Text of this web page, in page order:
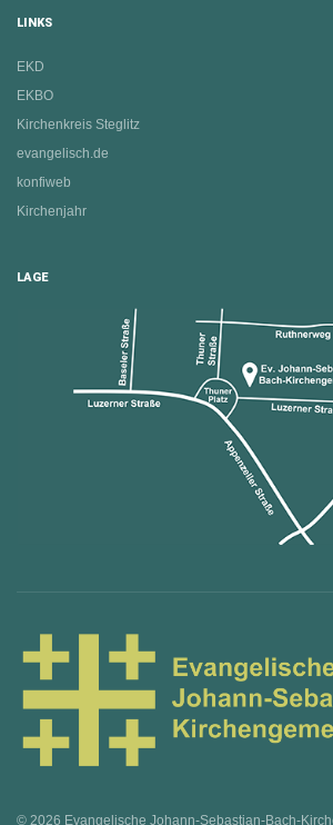
LINKS
EKD
EKBO
Kirchenkreis Steglitz
evangelisch.de
konfiweb
Kirchenjahr
LAGE
© 2026 Evangelische Johann-Sebastian-Bach-